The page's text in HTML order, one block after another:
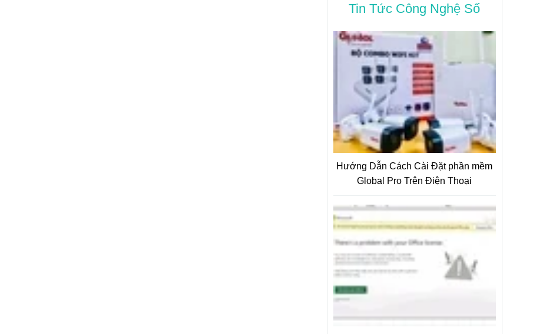
Tin Tức Công Nghệ Số
Hướng Dẫn Cách Cài Đặt phần mềm
Global Pro Trên Điện Thoại